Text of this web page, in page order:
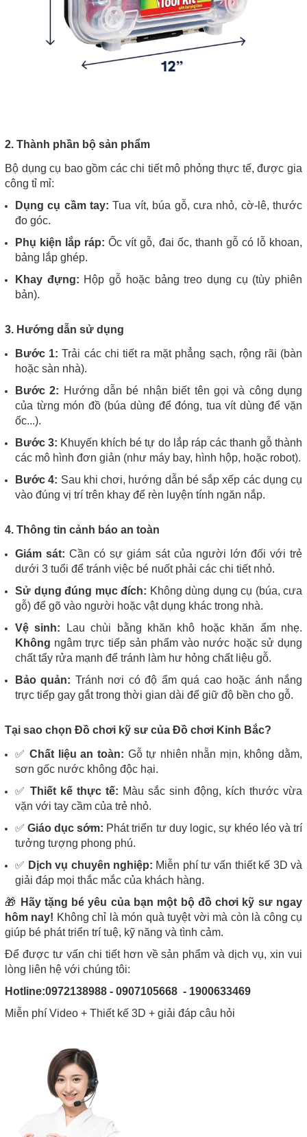
2. Thành phần bộ sản phẩm
Bộ dụng cụ bao gồm các chi tiết mô phỏng thực tế, được gia
công tỉ mỉ:
Dụng cụ cầm tay: Tua vít, búa gỗ, cưa nhỏ, cờ-lê, thước
đo góc.
Phụ kiện lắp ráp: Ốc vít gỗ, đai ốc, thanh gỗ có lỗ khoan,
bảng lắp ghép.
Khay đựng: Hộp gỗ hoặc bảng treo dụng cụ (tùy phiên
bản).
3. Hướng dẫn sử dụng
Bước 1: Trải các chi tiết ra mặt phẳng sạch, rộng rãi (bàn
hoặc sàn nhà).
Bước 2: Hướng dẫn bé nhận biết tên gọi và công dụng
của từng món đồ (búa dùng để đóng, tua vít dùng để vặn
ốc...).
Bước 3: Khuyến khích bé tự do lắp ráp các thanh gỗ thành
các mô hình đơn giản (như máy bay, hình hộp, hoặc robot).
Bước 4: Sau khi chơi, hướng dẫn bé sắp xếp các dụng cụ
vào đúng vị trí trên khay để rèn luyện tính ngăn nắp.
4. Thông tin cảnh báo an toàn
Giám sát: Cần có sự giám sát của người lớn đối với trẻ
dưới 3 tuổi để tránh việc bé nuốt phải các chi tiết nhỏ.
Sử dụng đúng mục đích: Không dùng dụng cụ (búa, cưa
gỗ) để gõ vào người hoặc vật dụng khác trong nhà.
Vệ sinh: Lau chùi bằng khăn khô hoặc khăn ẩm nhẹ.
Không ngâm trực tiếp sản phẩm vào nước hoặc sử dụng
chất tẩy rửa mạnh để tránh làm hư hỏng chất liệu gỗ.
Bảo quản: Tránh nơi có độ ẩm quá cao hoặc ánh nắng
trực tiếp gay gắt trong thời gian dài để giữ độ bền cho gỗ.
Tại sao chọn Đồ chơi kỹ sư của Đồ chơi Kinh Bắc?
✅Chất liệu an toàn: Gỗ tự nhiên nhẵn mịn, không dằm,
sơn gốc nước không độc hại.
✅ Thiết kế thực tế: Màu sắc sinh động, kích thước vừa
vặn với tay cầm của trẻ nhỏ.
✅Giáo dục sớm: Phát triển tư duy logic, sự khéo léo và trí
tưởng tượng phong phú.
✅ Dịch vụ chuyên nghiệp: Miễn phí tư vấn thiết kế 3D và
giải đáp mọi thắc mắc của khách hàng.
🎁
Hãy tặng bé yêu của bạn một bộ đồ chơi kỹ sư ngay
hôm nay! Không chỉ là món quà tuyệt vời mà còn là công cụ
giúp bé phát triển trí tuệ, kỹ năng và tình cảm.
Để được tư vấn chi tiết hơn về sản phẩm và dịch vụ, xin vui
lòng liên hệ với chúng tôi:
Hotline:0972138988 - 0907105668 - 1900633469
Miễn phí Video + Thiết kế 3D + giải đáp câu hỏi